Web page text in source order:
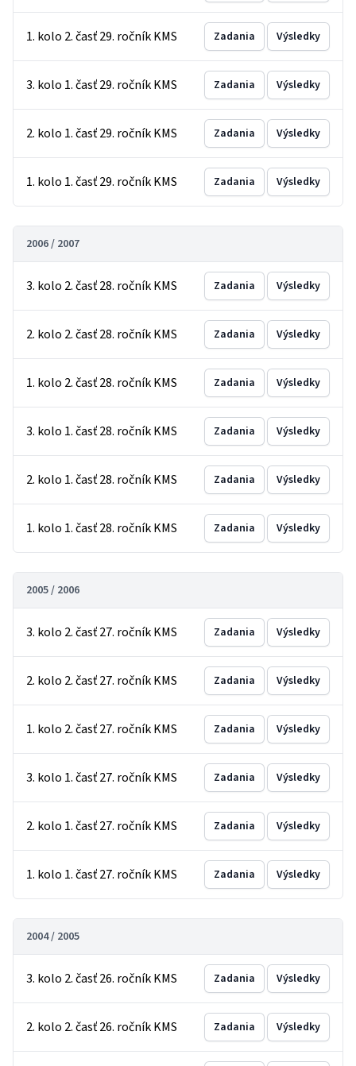
1. kolo 2. časť 29. ročník KMS Zadania Výsledky
3. kolo 1. časť 29. ročník KMS Zadania Výsledky
2. kolo 1. časť 29. ročník KMS Zadania Výsledky
1. kolo 1. časť 29. ročník KMS Zadania Výsledky
2006 / 2007
3. kolo 2. časť 28. ročník KMS Zadania Výsledky
2. kolo 2. časť 28. ročník KMS Zadania Výsledky
1. kolo 2. časť 28. ročník KMS Zadania Výsledky
3. kolo 1. časť 28. ročník KMS Zadania Výsledky
2. kolo 1. časť 28. ročník KMS Zadania Výsledky
1. kolo 1. časť 28. ročník KMS Zadania Výsledky
2005 / 2006
3. kolo 2. časť 27. ročník KMS Zadania Výsledky
2. kolo 2. časť 27. ročník KMS Zadania Výsledky
1. kolo 2. časť 27. ročník KMS Zadania Výsledky
3. kolo 1. časť 27. ročník KMS Zadania Výsledky
2. kolo 1. časť 27. ročník KMS Zadania Výsledky
1. kolo 1. časť 27. ročník KMS Zadania Výsledky
2004 / 2005
3. kolo 2. časť 26. ročník KMS Zadania Výsledky
2. kolo 2. časť 26. ročník KMS Zadania Výsledky